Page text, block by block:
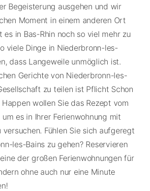
Begeisterung ausgehen und wir
Moment in einem anderen Ort
in Bas-Rhin noch so viel mehr zu
viele Dinge in Niederbronn-les-
dass Langeweile unmöglich ist.
Gerichte von Niederbronn-les-
zu teilen ist Pflicht Schon
wollen Sie das Rezept vom
um es in Ihrer Ferienwohnung mit
versuchen. Fühlen Sie sich aufgeregt
les-Bains zu gehen? Reservieren
der großen Ferienwohnungen für
ohne auch nur eine Minute